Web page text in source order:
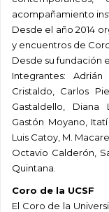
acompañamiento
Desde el año 2014
y encuentros de
Desde su fundación
Integrantes:
Cristaldo, Carlos
Gastaldello, Diana
Gastón Moyano,
Luis Catoy, M.
Octavio Calderón,
Quintana.
Coro de la UCSF
El Coro de la